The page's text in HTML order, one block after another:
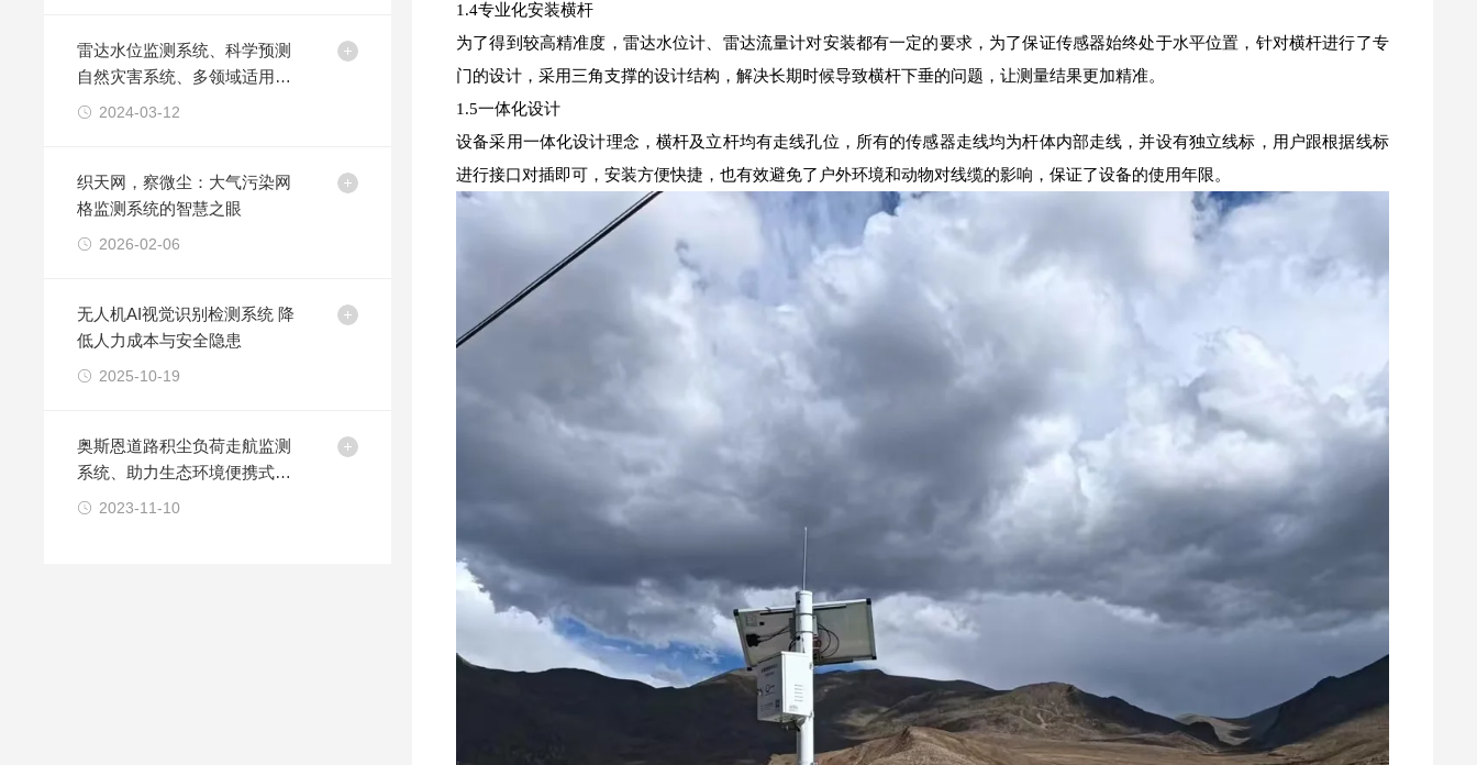
雷达水位监测系统、科学预测
自然灾害系统、多领域适用应
用方案2024-03-12
织天网，察微尘：大气污染网
格监测系统的智慧之眼
2026-02-06
无人机AI视觉识别检测系统 降
低人力成本与安全隐患
2025-10-19
奥斯恩道路积尘负荷走航监测
系统、助力生态环境便携式执
法装备能力建设
2023-11-10
1.4专业化安装横杆
为了得到较高精准度，雷达水位计、雷达流量计对安装都有一定的要求，为了保证传感器始终处于水平位置，针对横杆进行了专
门的设计，采用三角支撑的设计结构，解决长期时候导致横杆下垂的问题，让测量结果更加精准。
1.5一体化设计
设备采用一体化设计理念，横杆及立杆均有走线孔位，所有的传感器走线均为杆体内部走线，并设有独立线标，用户跟根据线标
进行接口对插即可，安装方便快捷，也有效避免了户外环境和动物对线缆的影响，保证了设备的使用年限。